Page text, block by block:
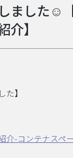
ました☺
介】
た】
介-コンテナスペ